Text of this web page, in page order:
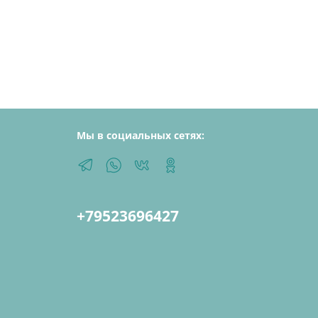
Мы в социальных сетях:
+79523696427